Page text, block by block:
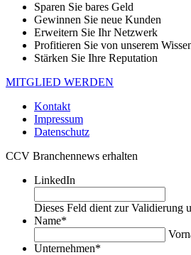
Sparen Sie bares Geld
Gewinnen Sie neue Kunden
Erweitern Sie Ihr Netzwerk
Profitieren Sie von unserem
Stärken Sie Ihre Reputation
MITGLIED WERDEN
Kontakt
Impressum
Datenschutz
CCV Branchennews erhalten
LinkedIn
Dieses Feld dient zur Validierung
Name*
Unternehmen*